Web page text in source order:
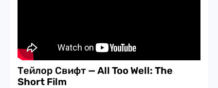
Тейлор Свифт — All Too Well: The
Short Film